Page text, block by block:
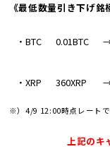
《最低数量引き下げ銘
・BTC 0.01BTC
・XRP 360XRP
※）4/9 12:00時点レート
上記のキ